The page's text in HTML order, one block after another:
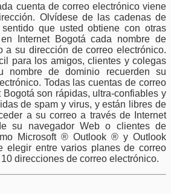
cuenta de correo electrónico viene
Olvídese de las cadenas de
que usted obtiene con otras
Internet Bogotá cada nombre de
a su dirección de correo electrónico.
para los amigos, clientes y colegas
nombre de dominio recuerden su
Todas las cuentas de correo
son rápidas, ultra-confiables y
de spam y virus, y están libres de
a su correo a través de Internet
su navegador Web o clientes de
Microsoft ® Outlook ® y Outlook
elegir entre varios planes de correo
direcciones de correo electrónico.